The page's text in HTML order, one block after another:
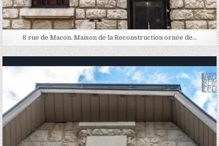
8 rue de Macon. Maison de la Reconstruction ornée de…
Posted in